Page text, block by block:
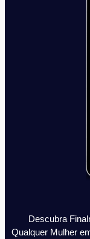
Descubra
Qualquer Mulher